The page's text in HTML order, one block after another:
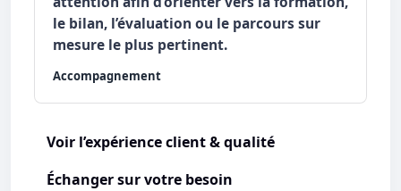
le bilan, l’évaluation ou le parcours sur
mesure le plus pertinent.
Accompagnement
Voir l’expérience client & qualité
Échanger sur votre besoin